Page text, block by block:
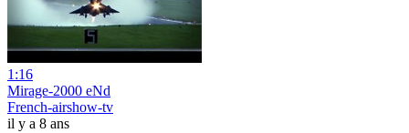
1:16
Mirage-2000 eNd
French-airshow-tv
il y a 8 ans